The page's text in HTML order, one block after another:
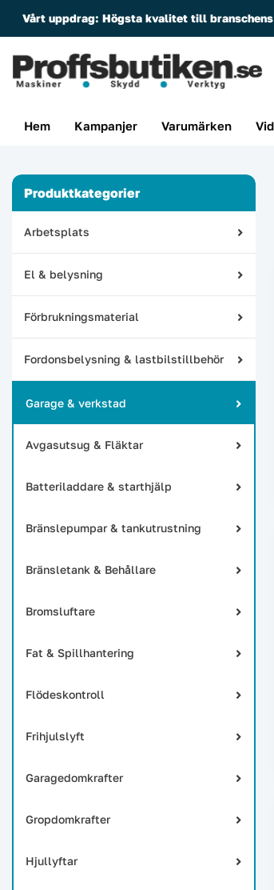
Vårt uppdrag: Högsta kvalitet till
Hem Kampanjer Varumärken
Produktkategorier
Arbetsplats
El & belysning
Förbrukningsmaterial
Fordonsbelysning & lastbilstillbehör
Garage & verkstad
Avgasutsug & Fläktar
Batteriladdare & starthjälp
Bränslepumpar & tankutrustning
Bränsletank & Behållare
Bromsluftare
Fat & Spillhantering
Flödeskontroll
Frihjulslyft
Garagedomkrafter
Gropdomkrafter
Hjullyftar